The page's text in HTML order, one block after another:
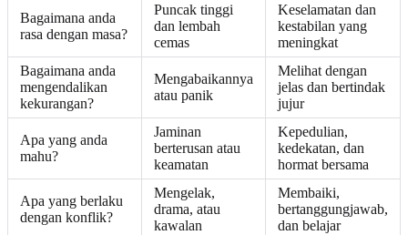
Bagaimana anda
rasa dengan masa?
Puncak tinggi
dan lembah
cemas
Keselamatan dan
kestabilan yang
meningkat
Bagaimana anda
mengendalikan
kekurangan?
Mengabaikannya
atau panik
Melihat dengan
jelas dan bertindak
jujur
Apa yang anda
mahu?
Jaminan
berterusan atau
keamatan
Kepedulian,
kedekatan, dan
hormat bersama
Apa yang berlaku
dengan konflik?
Mengelak,
drama, atau
kawalan
Membaiki,
bertanggungjawab,
dan belajar